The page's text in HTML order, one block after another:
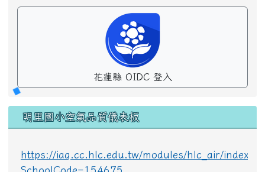
花蓮縣 OIDC 登入
明里國小空氣品質儀表板
https://iaq.cc.hlc.edu.tw/modules/hlc_air/
SchoolCode=154675